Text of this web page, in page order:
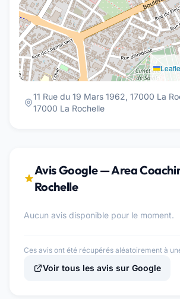
11 Rue du 19 Mars 1962, 17000 La
17000 La Rochelle
Avis Google — Area
Rochelle
Aucun avis disponible pour le moment.
Ces avis ont été récupérés aléatoirement à
Voir tous les avis sur Google